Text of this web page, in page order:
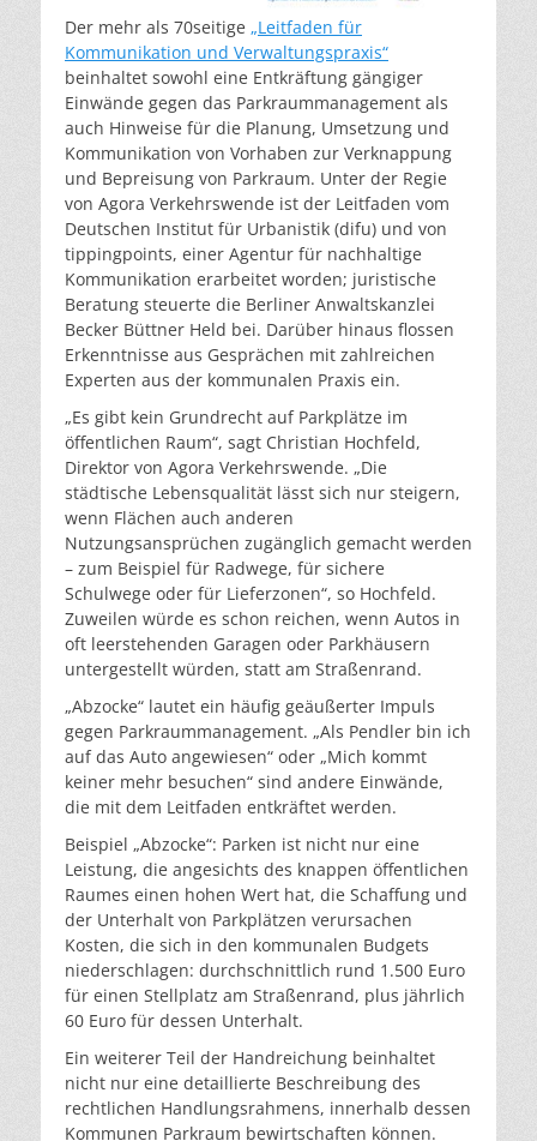
Der mehr als 70seitige „Leitfaden für
Kommunikation und Verwaltungspraxis“
beinhaltet sowohl eine Entkräftung gängiger
Einwände gegen das Parkraummanagement als
auch Hinweise für die Planung, Umsetzung und
Kommunikation von Vorhaben zur Verknappung
und Bepreisung von Parkraum. Unter der Regie
von Agora Verkehrswende ist der Leitfaden vom
Deutschen Institut für Urbanistik (difu) und von
tippingpoints, einer Agentur für nachhaltige
Kommunikation erarbeitet worden; juristische
Beratung steuerte die Berliner Anwaltskanzlei
Becker Büttner Held bei. Darüber hinaus flossen
Erkenntnisse aus Gesprächen mit zahlreichen
Experten aus der kommunalen Praxis ein.
„Es gibt kein Grundrecht auf Parkplätze im
öffentlichen Raum“, sagt Christian Hochfeld,
Direktor von Agora Verkehrswende. „Die
städtische Lebensqualität lässt sich nur steigern,
wenn Flächen auch anderen
Nutzungsansprüchen zugänglich gemacht werden
– zum Beispiel für Radwege, für sichere
Schulwege oder für Lieferzonen“, so Hochfeld.
Zuweilen würde es schon reichen, wenn Autos in
oft leerstehenden Garagen oder Parkhäusern
untergestellt würden, statt am Straßenrand.
„Abzocke“ lautet ein häufig geäußerter Impuls
gegen Parkraummanagement. „Als Pendler bin ich
auf das Auto angewiesen“ oder „Mich kommt
keiner mehr besuchen“ sind andere Einwände,
die mit dem Leitfaden entkräftet werden.
Beispiel „Abzocke“: Parken ist nicht nur eine
Leistung, die angesichts des knappen öffentlichen
Raumes einen hohen Wert hat, die Schaffung und
der Unterhalt von Parkplätzen verursachen
Kosten, die sich in den kommunalen Budgets
niederschlagen: durchschnittlich rund 1.500 Euro
für einen Stellplatz am Straßenrand, plus jährlich
60 Euro für dessen Unterhalt.
Ein weiterer Teil der Handreichung beinhaltet
nicht nur eine detaillierte Beschreibung des
rechtlichen Handlungsrahmens, innerhalb dessen
Kommunen Parkraum bewirtschaften können.